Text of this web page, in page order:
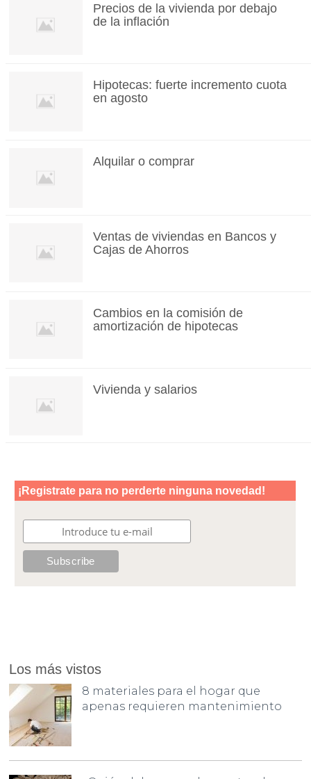
Precios de la vivienda por debajo
de la inflación
Hipotecas: fuerte incremento cuota
en agosto
Alquilar o comprar
Ventas de viviendas en Bancos y
Cajas de Ahorros
Cambios en la comisión de
amortización de hipotecas
Vivienda y salarios
Los más vistos
8 materiales para el hogar que
apenas requieren mantenimiento